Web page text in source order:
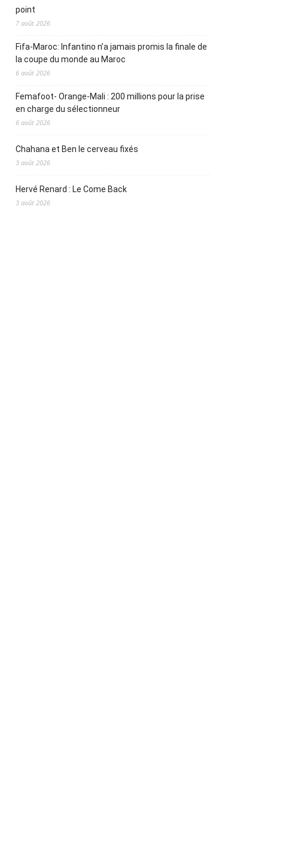
point
7 août 2026
Fifa-Maroc: Infantino n’a jamais promis la finale de
la coupe du monde au Maroc
6 août 2026
Femafoot- Orange-Mali : 200 millions pour la prise
en charge du sélectionneur
6 août 2026
Chahana et Ben le cerveau fixés
3 août 2026
Hervé Renard : Le Come Back
3 août 2026